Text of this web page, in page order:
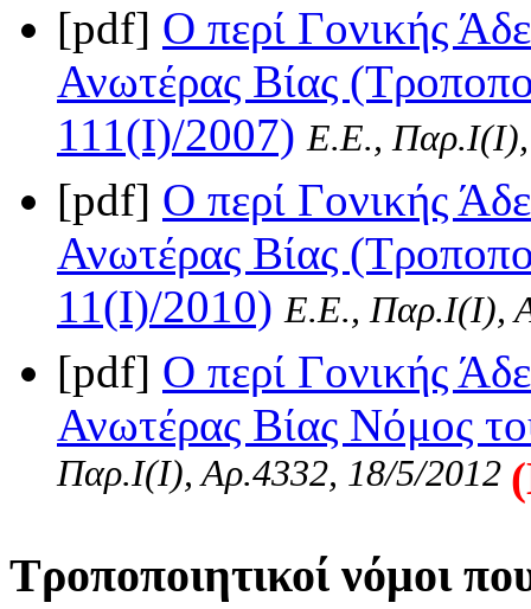
[pdf] Ο περί Γονικής
Ανωτέρας Βίας
111(I)/2007) Ε.Ε.,
[pdf] Ο περί Γονικής
Ανωτέρας Βίας
11(I)/2010) Ε.Ε., Παρ.Ι(I),
[pdf] Ο περί Γονικής
Ανωτέρας Βίας Νόμος
Παρ.Ι(I), Αρ.4332, 18/5/2012
Τροποποιητικοί νόμοι